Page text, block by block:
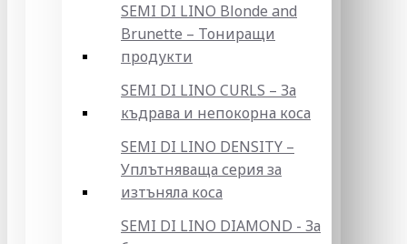
SEMI DI LINO Blonde and
Brunette – Тониращи
продукти
SEMI DI LINO CURLS – За
къдрава и непокорна коса
SEMI DI LINO DENSITY –
Уплътняваща серия за
изтъняла коса
SEMI DI LINO DIAMOND - За